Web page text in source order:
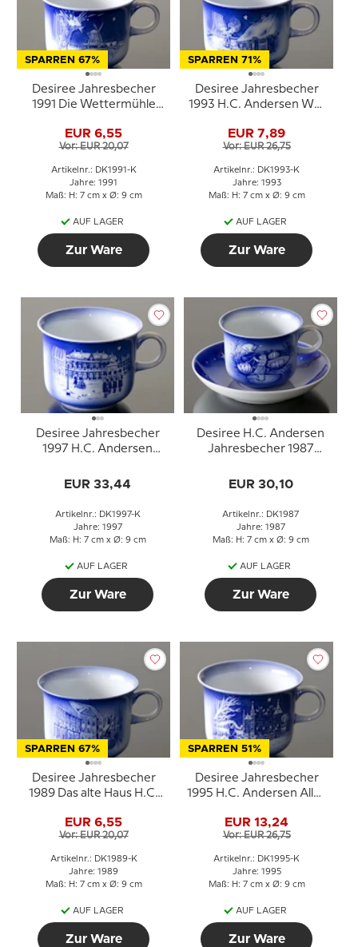
SPARREN 67%
Desiree Jahresbecher
1991 Die Wettermühle
EUR 6,55
Vor: EUR 20,07
Artikelnr.: DK1991-K
Jahre: 1991
Maß: H: 7 cm x Ø: 9 cm
AUF LAGER
Zur Ware
SPARREN 71%
Desiree Jahresbecher
1993 H.C. Andersen Was
EUR 7,89
Vor: EUR 26,75
Artikelnr.: DK1993-K
Jahre: 1993
Maß: H: 7 cm x Ø: 9 cm
AUF LAGER
Zur Ware
Desiree Jahresbecher
1997 H.C. Andersen
EUR 33,44
Artikelnr.: DK1997-K
Jahre: 1997
Maß: H: 7 cm x Ø: 9 cm
AUF LAGER
Zur Ware
Desiree H.C. Andersen
Jahresbecher 1987
Untertasse
EUR 30,10
Artikelnr.: DK1987
Jahre: 1987
Maß: H: 7 cm x Ø: 9 cm
AUF LAGER
Zur Ware
SPARREN 67%
Desiree Jahresbecher
1989 Das alte Haus H.C.
EUR 6,55
Vor: EUR 20,07
Artikelnr.: DK1989-K
Jahre: 1989
Maß: H: 7 cm x Ø: 9 cm
AUF LAGER
Zur Ware
SPARREN 51%
Desiree Jahresbecher
1995 H.C. Andersen Alles
EUR 13,24
Vor: EUR 26,75
Artikelnr.: DK1995-K
Jahre: 1995
Maß: H: 7 cm x Ø: 9 cm
AUF LAGER
Zur Ware